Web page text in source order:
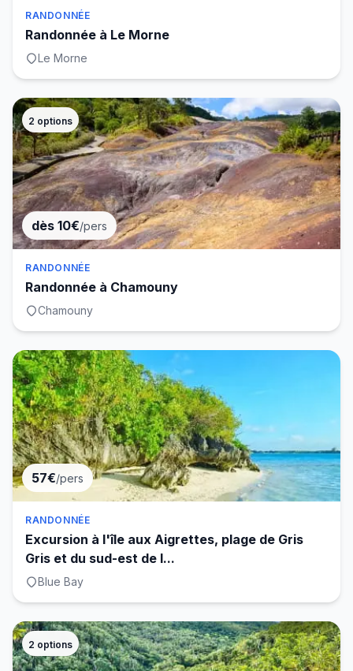
RANDONNÉE
Randonnée à Le Morne
Le Morne
2 options
dès 10€/pers
RANDONNÉE
Randonnée à Chamouny
Chamouny
57€/pers
RANDONNÉE
Excursion à l'île aux Aigrettes, plage de Gris
Gris et du sud-est de l...
Blue Bay
2 options